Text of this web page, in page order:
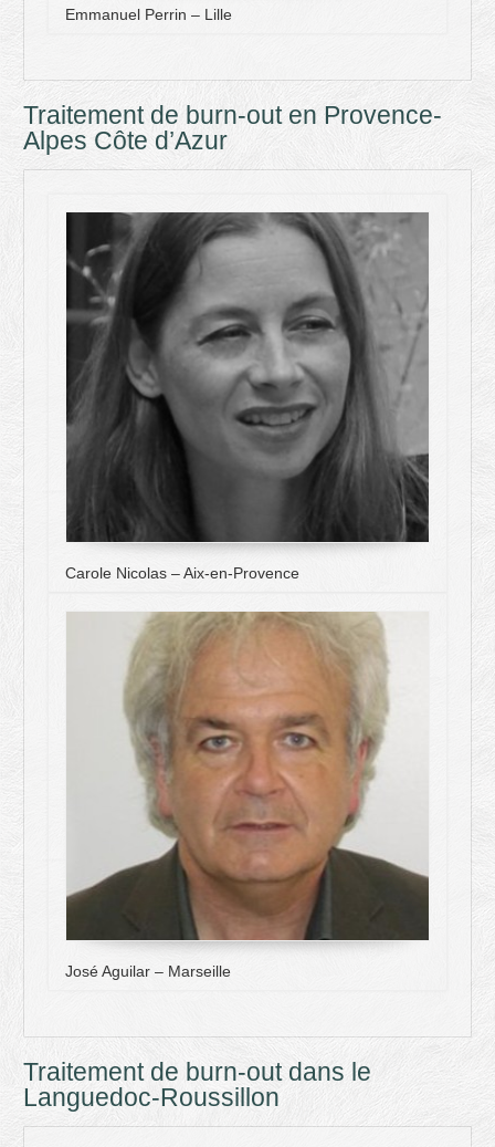
Emmanuel Perrin – Lille
Traitement de burn-out en Provence-
Alpes Côte d’Azur
Carole Nicolas – Aix-en-Provence
José Aguilar – Marseille
Traitement de burn-out dans le
Languedoc-Roussillon